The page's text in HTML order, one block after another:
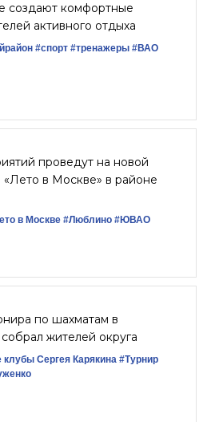
создают комфортные
активного отдыха
#спорт #тренажеры #ВАО
проведут на новой
в Москве» в районе
в Москве #Люблино #ЮВАО
по шахматам в
жителей округа
Сергея Карякина #Турнир